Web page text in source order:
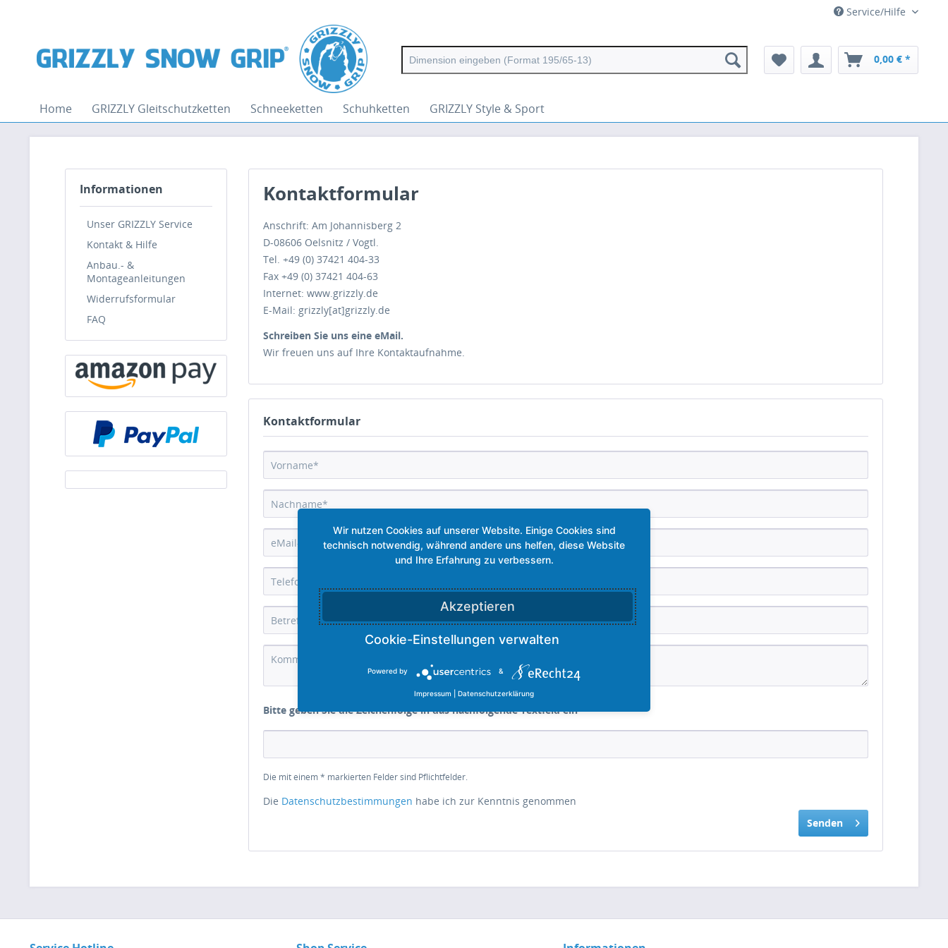
Service/Hilfe
0,00 € *
Home GRIZZLY Gleitschutzketten Schneeketten Schuhketten GRIZZLY Style & Sport
Informationen
Unser GRIZZLY Service
Kontakt & Hilfe
Anbau.- &
Montageanleitungen
Widerrufsformular
FAQ
Kontaktformular
Anschrift: Am Johannisberg 2
D-08606 Oelsnitz / Vogtl.
Tel. +49 (0) 37421 404-33
Fax +49 (0) 37421 404-63
Internet: www.grizzly.de
E-Mail: grizzly[at]grizzly.de
Schreiben Sie uns eine eMail.
Wir freuen uns auf Ihre Kontaktaufnahme.
Kontaktformular
Bitte geben Sie die Zeichenfolge in das nachfolgende Textfeld ein
Die mit einem * markierten Felder sind Pflichtfelder.
Die Datenschutzbestimmungen habe ich zur Kenntnis genommen
Senden
Akzeptieren
Powered by &
Impressum Datenschutzerklärung